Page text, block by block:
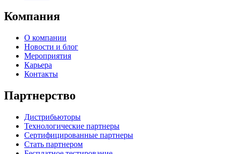
Компания
О компании
Новости и блог
Мероприятия
Карьера
Контакты
Партнерство
Дистрибьюторы
Технологические партнеры
Сертифицированные партнеры
Стать партнером